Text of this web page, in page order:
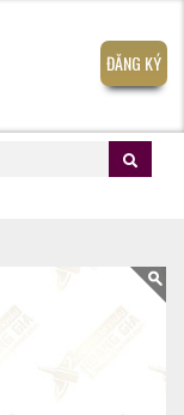
ĐĂNG KÝ